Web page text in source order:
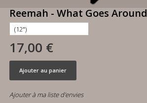
Reemah - What Goes Around
17,00 €
Ajouter au panier
Ajouter à ma liste d'envies